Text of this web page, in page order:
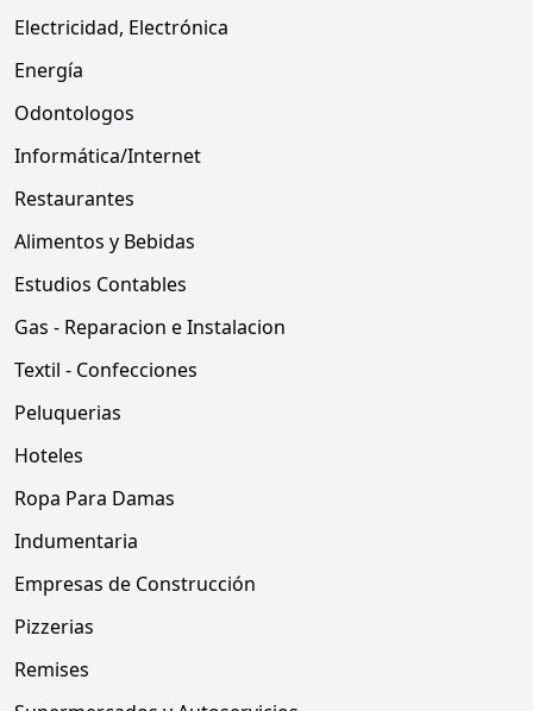
Electricidad, Electrónica
Energía
Odontologos
Informática/Internet
Restaurantes
Alimentos y Bebidas
Estudios Contables
Gas - Reparacion e Instalacion
Textil - Confecciones
Peluquerias
Hoteles
Ropa Para Damas
Indumentaria
Empresas de Construcción
Pizzerias
Remises